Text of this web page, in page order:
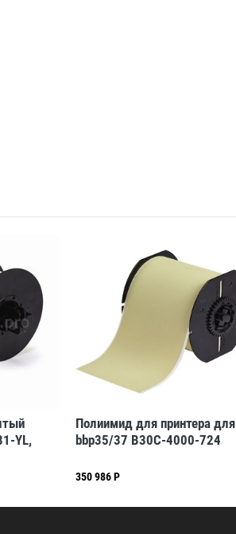
YL,
Полиимид для принтера для
bbp35/37 B30C-4000-724
350 986 Р